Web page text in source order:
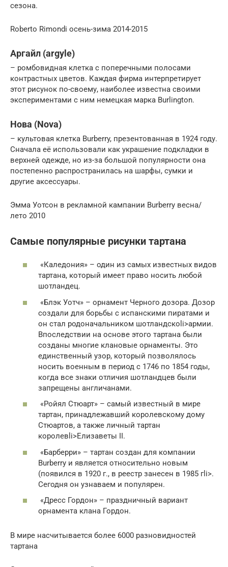
сезона.
Roberto Rimondi осень-зима 2014-2015
Аргайл (argyle)
– ромбовидная клетка с поперечными полосами
контрастных цветов. Каждая фирма интерпретирует
этот рисунок по-своему, наиболее известна своими
экспериментами с ним немецкая марка Burlington.
Нова (Nova)
– культовая клетка Burberry, презентованная в 1924 году.
Сначала её использовали как украшение подкладки в
верхней одежде, но из-за большой популярности она
постепенно распространилась на шарфы, сумки и
другие аксессуары.
Эмма Уотсон в рекламной кампании Burberry весна/
лето 2010
Самые популярные рисунки тартана
«Каледония» – один из самых известных видов
тартана, который имеет право носить любой
шотландец.
«Блэк Уотч» – орнамент Черного дозора. Дозор
создали для борьбы с испанскими пиратами и
он стал родоначальником шотландскоli>армии.
Впоследствии на основе этого тартана были
созданы многие клановые орнаменты. Это
единственный узор, который позволялось
носить военным в период с 1746 по 1854 годы,
когда все знаки отличия шотландцев были
запрещены англичанами.
«Ройял Стюарт» – самый известный в мире
тартан, принадлежавший королевскому дому
Стюартов, а также личный тартан
королевli>Елизаветы II.
«Барберри» – тартан создан для компании
Burberry и является относительно новым
(появился в 1920 г., в реестр занесен в 1985 гli>.
Сегодня он узнаваем и популярен.
«Дресс Гордон» – праздничный вариант
орнамента клана Гордон.
В мире насчитывается более 6000 разновидностей
тартана